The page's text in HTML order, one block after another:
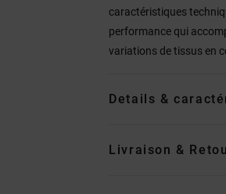
caractéristiques
performance qui
variations de tissus en
Details &
Livraison &